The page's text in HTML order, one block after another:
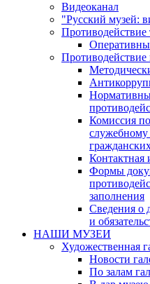
Видеоканал
"Русский музей:
Противодействие
Противодействие
Комиссия
служебному
Контактная
Формы
заполнения
Сведения о
и
НАШИ МУЗЕИ
Художественная
Новости
По залам